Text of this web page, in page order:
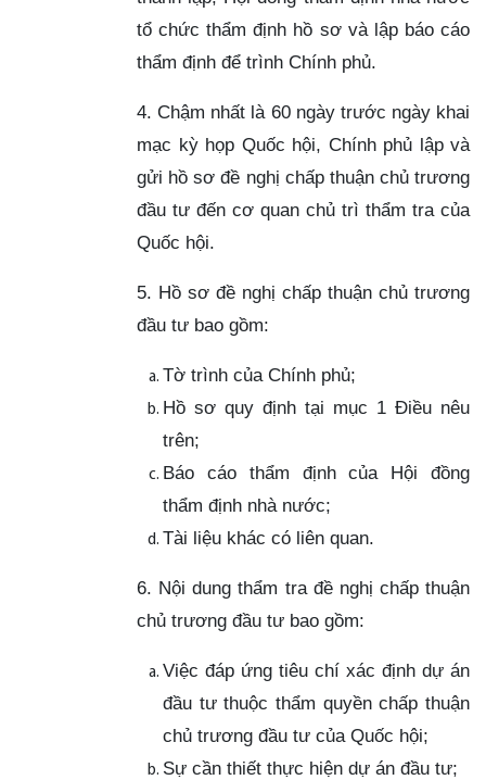
tổ chức thẩm định hồ sơ và lập báo cáo
thẩm định để trình Chính phủ.
4. Chậm nhất là 60 ngày trước ngày khai
mạc kỳ họp Quốc hội, Chính phủ lập và
gửi hồ sơ đề nghị chấp thuận chủ trương
đầu tư đến cơ quan chủ trì thẩm tra của
Quốc hội.
5. Hồ sơ đề nghị chấp thuận chủ trương
đầu tư bao gồm:
Tờ trình của Chính phủ;
Hồ sơ quy định tại mục 1 Điều nêu
trên;
Báo cáo thẩm định của Hội đồng
thẩm định nhà nước;
Tài liệu khác có liên quan.
6. Nội dung thẩm tra đề nghị chấp thuận
chủ trương đầu tư bao gồm:
Việc đáp ứng tiêu chí xác định dự án
đầu tư thuộc thẩm quyền chấp thuận
chủ trương đầu tư của Quốc hội;
Sự cần thiết thực hiện dự án đầu tư;